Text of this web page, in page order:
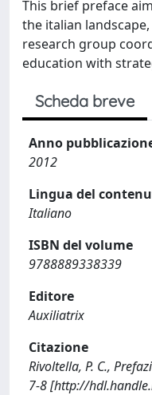
This brief preface
the italian
research group
education with
Scheda breve
Anno
2012
Lingua del
Italiano
ISBN del volume
9788889338339
Editore
Auxiliatrix
Citazione
Rivoltella, P. C.,
7-8 [http://